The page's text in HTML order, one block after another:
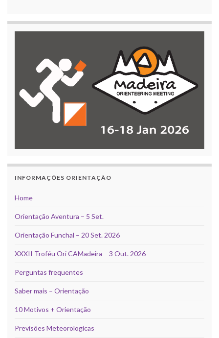
INFORMAÇÕES ORIENTAÇÃO
Home
Orientação Aventura – 5 Set.
Orientação Funchal – 20 Set. 2026
XXXII Troféu Ori CAMadeira – 3 Out. 2026
Perguntas frequentes
Saber mais – Orientação
10 Motivos + Orientação
Previsões Meteorologicas